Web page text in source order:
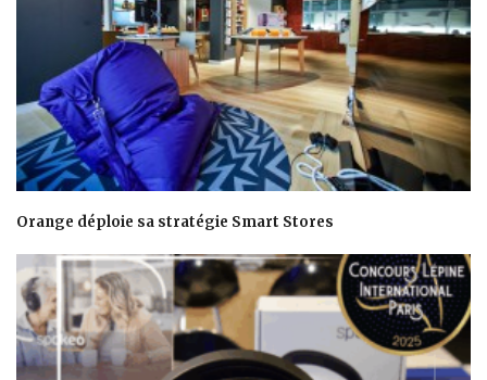
Orange déploie sa stratégie Smart Stores